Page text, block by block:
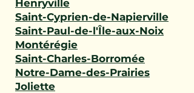
Henryville
Saint-Cyprien-de-Napierville
Saint-Paul-de-l'Île-aux-Noix
Montérégie
Saint-Charles-Borromée
Notre-Dame-des-Prairies
Joliette